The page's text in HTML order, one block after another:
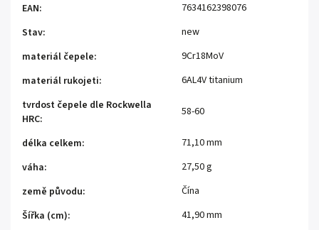
EAN:
7634162398076
Stav:
new
materiál čepele:
9Cr18MoV
materiál rukojeti:
6AL4V titanium
tvrdost čepele dle Rockwella
HRC:
58-60
délka celkem:
71,10 mm
váha:
27,50 g
země původu:
Čína
Šířka (cm):
41,90 mm